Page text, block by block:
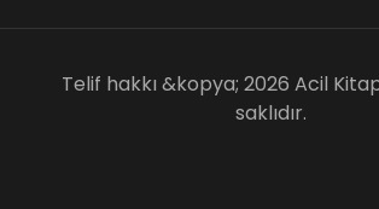
Telif hakkı &kopya; 2026 Acil
saklıdır.